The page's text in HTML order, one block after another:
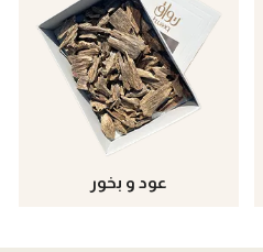
عود و بخور